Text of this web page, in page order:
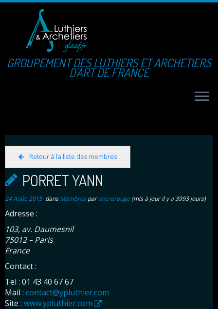
GROUPEMENT DES LUTHIERS ET ARCHETIERS
D'ART DE FRANCE
Retour à la liste des membres
PORRET YANN
24 Août, 2015dansMembresparancrerouge (mis à jour il y a 3993 jours)
Adresse :
103, av. Daumesnil
75012 – Paris
France
Contact :
Tel : 01 43 40 67 67
Mail : contact@ypluthier.com
Site : www.ypluthier.com